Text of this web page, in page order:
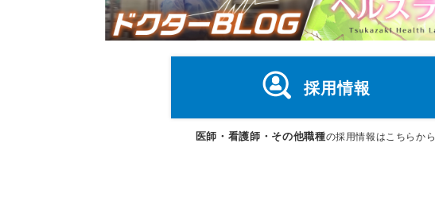
採用情報
医師・看護師・その他職種の採用情報はこちらから